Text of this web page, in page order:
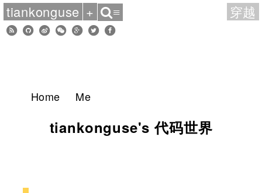
Home Me
tiankonguse's 代码世界
tiankonguse + ≡ 穿越